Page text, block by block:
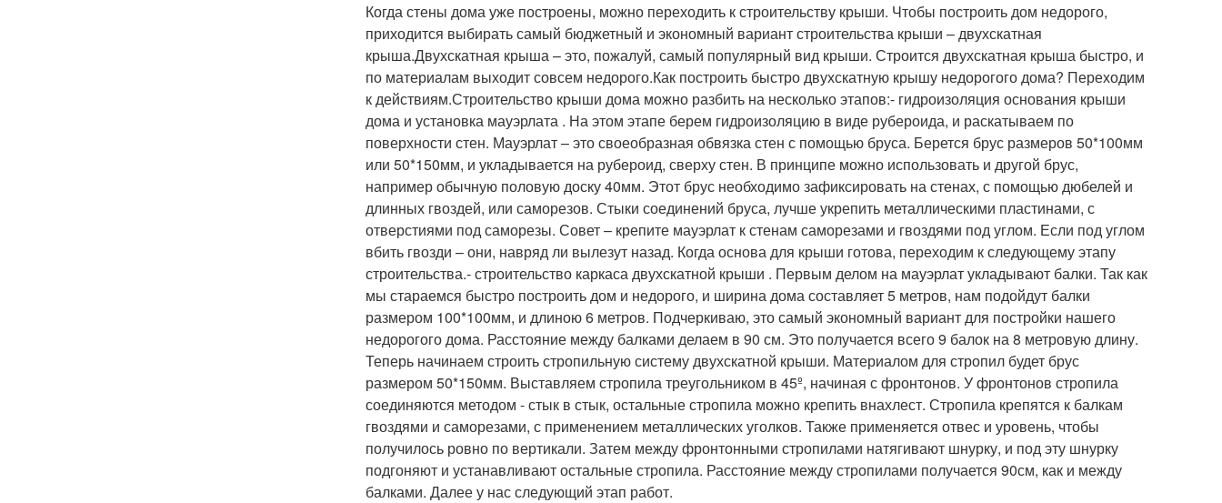
Когда стены дома уже построены, можно переходить к строительству крыши. Чтобы построить дом недорого,
приходится выбирать самый бюджетный и экономный вариант строительства крыши – двухскатная
крыша.Двухскатная крыша – это, пожалуй, самый популярный вид крыши. Строится двухскатная крыша быстро, и
по материалам выходит совсем недорого.Как построить быстро двухскатную крышу недорогого дома? Переходим
к действиям.Строительство крыши дома можно разбить на несколько этапов:- гидроизоляция основания крыши
дома и установка мауэрлата . На этом этапе берем гидроизоляцию в виде рубероида, и раскатываем по
поверхности стен. Мауэрлат – это своеобразная обвязка стен с помощью бруса. Берется брус размеров 50*100мм
или 50*150мм, и укладывается на рубероид, сверху стен. В принципе можно использовать и другой брус,
например обычную половую доску 40мм. Этот брус необходимо зафиксировать на стенах, с помощью дюбелей и
длинных гвоздей, или саморезов. Стыки соединений бруса, лучше укрепить металлическими пластинами, с
отверстиями под саморезы. Совет – крепите мауэрлат к стенам саморезами и гвоздями под углом. Если под углом
вбить гвозди – они, навряд ли вылезут назад. Когда основа для крыши готова, переходим к следующему этапу
строительства.- строительство каркаса двухскатной крыши . Первым делом на мауэрлат укладывают балки. Так как
мы стараемся быстро построить дом и недорого, и ширина дома составляет 5 метров, нам подойдут балки
размером 100*100мм, и длиною 6 метров. Подчеркиваю, это самый экономный вариант для постройки нашего
недорогого дома. Расстояние между балками делаем в 90 см. Это получается всего 9 балок на 8 метровую длину.
Теперь начинаем строить стропильную систему двухскатной крыши. Материалом для стропил будет брус
размером 50*150мм. Выставляем стропила треугольником в 45º, начиная с фронтонов. У фронтонов стропила
соединяются методом - стык в стык, остальные стропила можно крепить внахлест. Стропила крепятся к балкам
гвоздями и саморезами, с применением металлических уголков. Также применяется отвес и уровень, чтобы
получилось ровно по вертикали. Затем между фронтонными стропилами натягивают шнурку, и под эту шнурку
подгоняют и устанавливают остальные стропила. Расстояние между стропилами получается 90см, как и между
балками. Далее у нас следующий этап работ.